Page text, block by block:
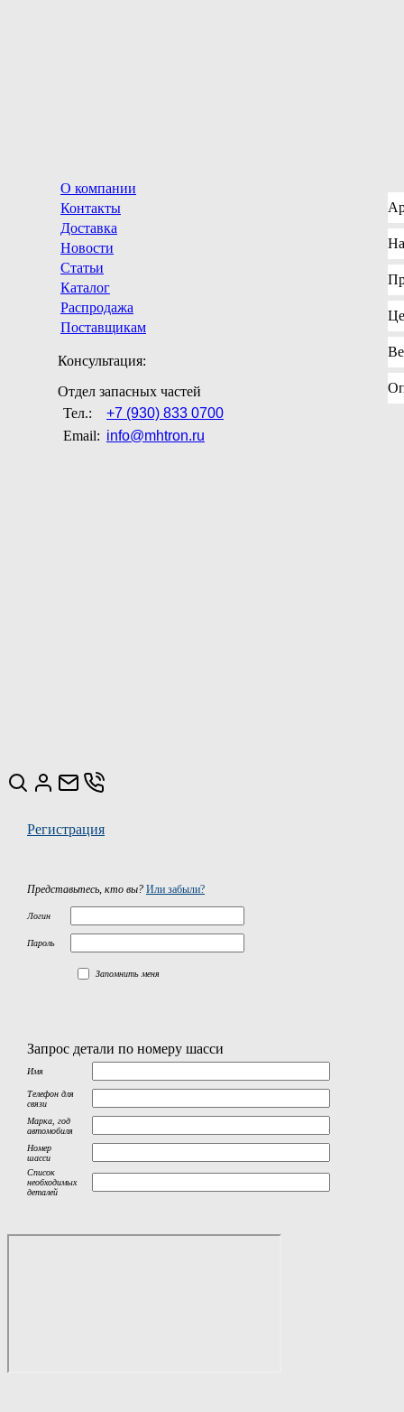
О компании
Контакты
Доставка
Новости
Статьи
Каталог
Распродажа
Поставщикам
Консультация:
Отдел запасных частей
Тел.:
+7 (930) 833 0700
Email: info@mhtron.ru
Регистрация
Представьтесь, кто вы? Или забыли?
Логин
Пароль
Запомнить меня
Запрос детали по номеру шасси
Имя
Телефон для
связи
Марка, год
автомобиля
Номер
шасси
Список
необходимых
деталей